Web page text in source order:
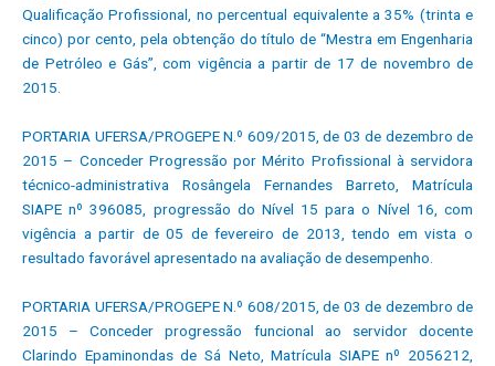
Qualificação Profissional, no percentual equivalente a 35% (trinta e
cinco) por cento, pela obtenção do título de “Mestra em Engenharia
de Petróleo e Gás”, com vigência a partir de 17 de novembro de
2015.
PORTARIA UFERSA/PROGEPE N.º 609/2015, de 03 de dezembro de
2015 – Conceder Progressão por Mérito Profissional à servidora
técnico-administrativa Rosângela Fernandes Barreto, Matrícula
SIAPE nº 396085, progressão do Nível 15 para o Nível 16, com
vigência a partir de 05 de fevereiro de 2013, tendo em vista o
resultado favorável apresentado na avaliação de desempenho.
PORTARIA UFERSA/PROGEPE N.º 608/2015, de 03 de dezembro de
2015 – Conceder progressão funcional ao servidor docente
Clarindo Epaminondas de Sá Neto, Matrícula SIAPE nº 2056212,